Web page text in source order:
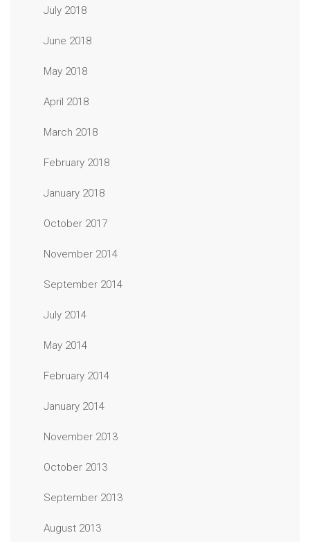
July 2018
June 2018
May 2018
April 2018
March 2018
February 2018
January 2018
October 2017
November 2014
September 2014
July 2014
May 2014
February 2014
January 2014
November 2013
October 2013
September 2013
August 2013